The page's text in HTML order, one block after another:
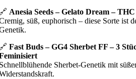
Anesia Seeds – Gelato Dream –
süß, euphorisch – diese Sorte ist
Fast Buds – GG4 Sherbet FF – 3
Sherbet-Genetik mit